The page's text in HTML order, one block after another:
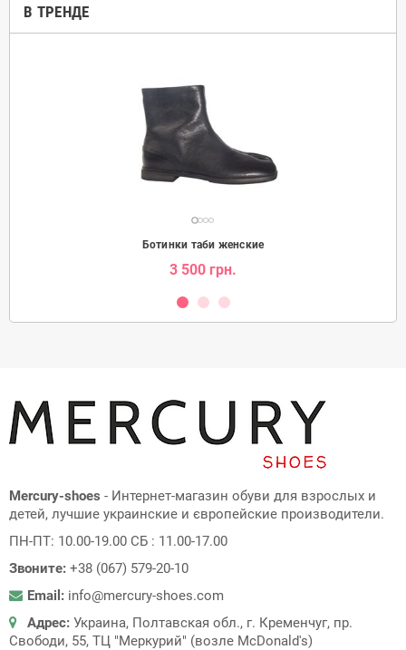
В ТРЕНДЕ
Ботинки таби женские
3 500 грн.
Mercury-shoes - Интернет-магазин обуви для взрослых и
детей, лучшие украинские и європейские производители.
ПН-ПТ: 10.00-19.00 СБ : 11.00-17.00
Звоните: +38 (067) 579-20-10
Email: info@mercury-shoes.com
Адрес: Украина, Полтавская обл., г. Кременчуг, пр.
Свободи, 55, ТЦ "Меркурий" (возле McDonald's)